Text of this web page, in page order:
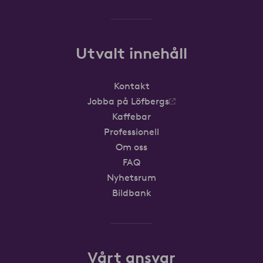
Utvalt innehåll
Kontakt
Jobba på Löfbergs
Kaffebar
Professionell
Om oss
FAQ
Nyhetsrum
Bildbank
Vårt ansvar